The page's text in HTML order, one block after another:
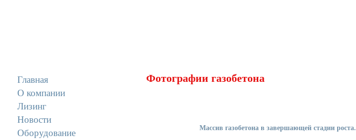
Главная
О компании
Лизинг
Новости
Оборудование
Фотографии газобетона
Массив газобетона в завершающей стадии роста.